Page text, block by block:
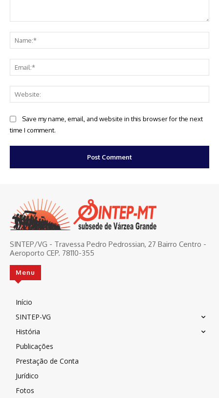
Save my name, email, and website in this browser for the next
time I comment.
SINTEP/VG - Travessa Pedro Pedrossian, 27 Bairro Centro -
Aeroporto CEP. 78110-355
Menu
Início
SINTEP-VG
História
Publicações
Prestação de Conta
Jurídico
Fotos